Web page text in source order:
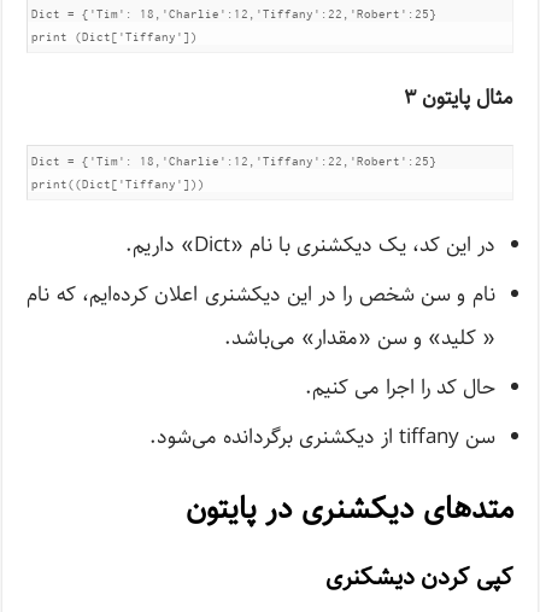
Dict = {'Tim': 18,'Charlie':12,'Tiffany':22,'Robert':25}
print (Dict['Tiffany'])
مثال پایتون ۳
Dict = {'Tim': 18,'Charlie':12,'Tiffany':22,'Robert':25}
print((Dict['Tiffany']))
در این کد، یک دیکشنری با نام «Dict» داریم.
نام و سن شخص را در این دیکشنری اعلان کرده‌ایم، که نام
« کلید» و سن «مقدار» می‌باشد.
حال کد را اجرا می کنیم.
سن tiffany از دیکشنری برگردانده می‌شود.
متدهای دیکشنری در پایتون
کپی کردن دیشکنری